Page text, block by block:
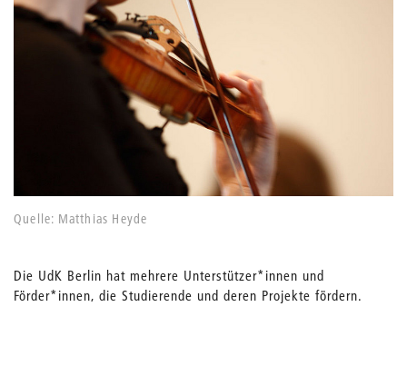
Quelle: Matthias Heyde
Die UdK Berlin hat mehrere Unterstützer*innen und
Förder*innen, die Studierende und deren Projekte fördern.